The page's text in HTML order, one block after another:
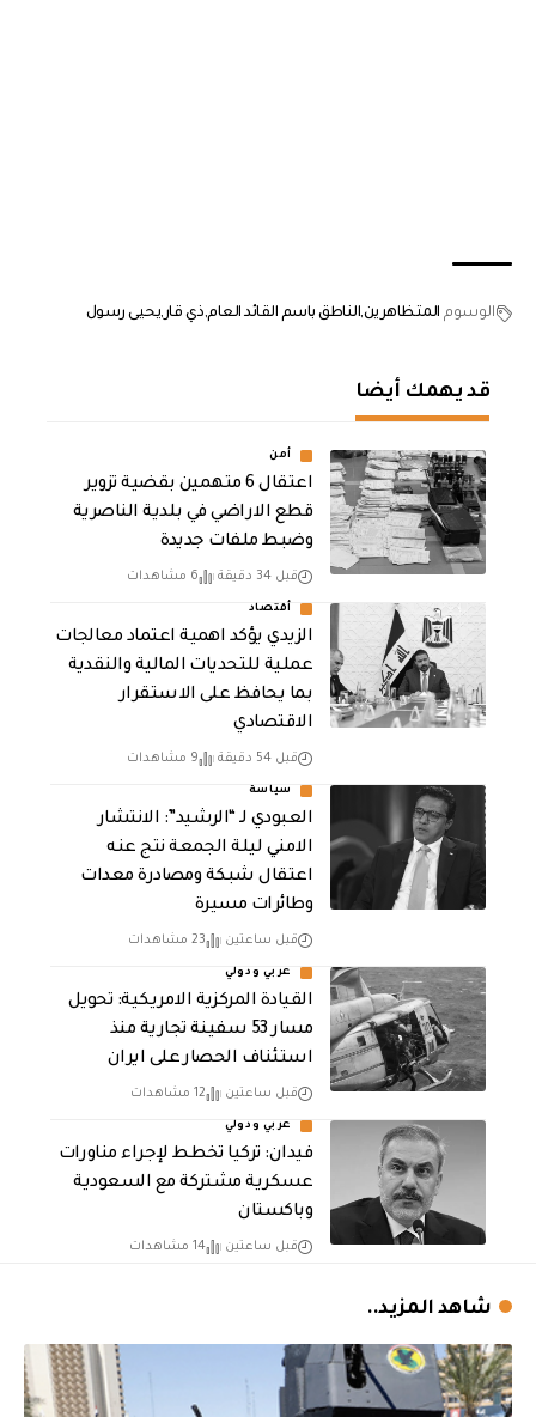
الوسوم المتظاهرينالناطق باسم القائد العام ذي قاريحيى رسول
قد يهمك أيضا
أمن
اعتقال 6 متهمين بقضية تزوير
قطع الاراضي في بلدية الناصرية
وضبط ملفات جديدة
قبل 34 دقيقة 6 مشاهدات
أقتصاد
الزيدي يؤكد اهمية اعتماد معالجات
عملية للتحديات المالية والنقدية
بما يحافظ على الاستقرار
الاقتصادي
قبل 54 دقيقة 9 مشاهدات
سياسة
العبودي لـ “الرشيد”: الانتشار
الامني ليلة الجمعة نتج عنه
اعتقال شبكة ومصادرة معدات
وطائرات مسيرة
قبل ساعتين 23 مشاهدات
عربي ودولي
القيادة المركزية الامريكية: تحويل
مسار 53 سفينة تجارية منذ
استئناف الحصار على ايران
قبل ساعتين 12 مشاهدات
عربي ودولي
فيدان: تركيا تخطط لإجراء مناورات
عسكرية مشتركة مع السعودية
وباكستان
قبل ساعتين 14 مشاهدات
شاهد المزيد..